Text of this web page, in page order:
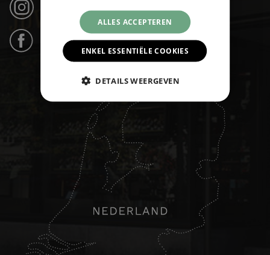
Facebook (31k likes) ›
ALLES ACCEPTEREN
ENKEL ESSENTIËLE COOKIES
DETAILS WEERGEVEN